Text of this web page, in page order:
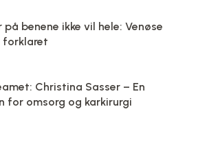
på benene ikke vil hele: Venøse
forklaret
Christina Sasser – En
for omsorg og karkirurgi